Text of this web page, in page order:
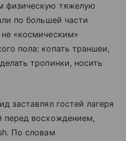
физическую тяжелую
по большей части
«космическим»
пола: копать траншеи,
тропинки, носить
заставлял гостей лагеря
перед восхождением,
По словам